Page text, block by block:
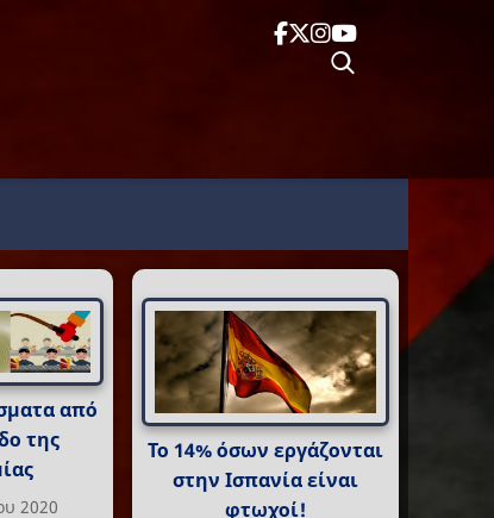
από
της
2020
Το 14% όσων εργάζονται
στην Ισπανία είναι
φτωχοί!